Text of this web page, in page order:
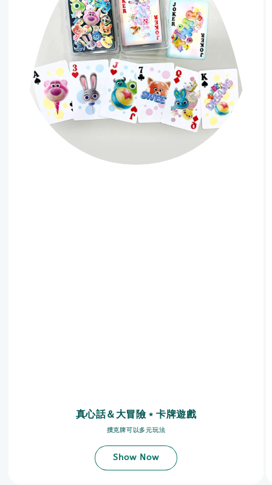
真心話＆大冒險﹡卡牌遊戲
撲克牌可以多元玩法
Show Now